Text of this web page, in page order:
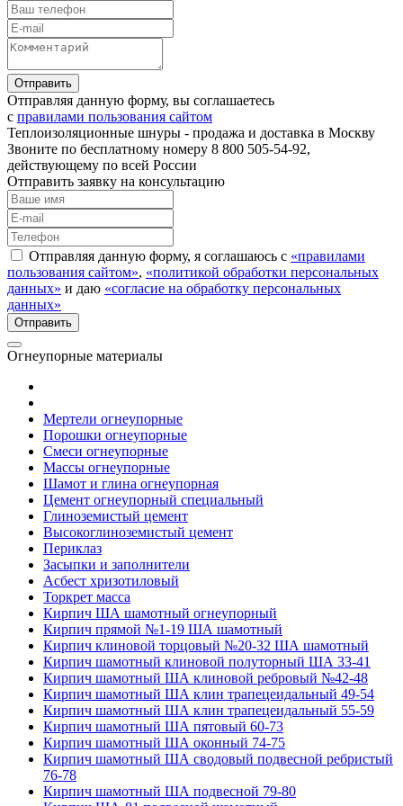
Отправляя данную форму, вы соглашаетесь
с правилами пользования сайтом
Теплоизоляционные шнуры - продажа и доставка в Москву
Звоните по бесплатному номеру 8 800 505-54-92,
действующему по всей России
Отправить заявку на консультацию
Отправляя данную форму, я соглашаюсь с «правилами
пользования сайтом», «политикой обработки персональных
данных» и даю «согласие на обработку персональных
данных»
Огнеупорные материалы
Мертели огнеупорные
Порошки огнеупорные
Смеси огнеупорные
Массы огнеупорные
Шамот и глина огнеупорная
Цемент огнеупорный специальный
Глиноземистый цемент
Высокоглиноземистый цемент
Периклаз
Засыпки и заполнители
Асбест хризотиловый
Торкрет масса
Кирпич ША шамотный огнеупорный
Кирпич прямой №1-19 ША шамотный
Кирпич клиновой торцовый №20-32 ША шамотный
Кирпич шамотный клиновой полуторный ША 33-41
Кирпич шамотный ША клиновой ребровый №42-48
Кирпич шамотный ША клин трапецеидальный 49-54
Кирпич шамотный ША клин трапецеидальный 55-59
Кирпич шамотный ША пятовый 60-73
Кирпич шамотный ША оконный 74-75
Кирпич шамотный ША сводовый подвесной ребристый
76-78
Кирпич шамотный ША подвесной 79-80